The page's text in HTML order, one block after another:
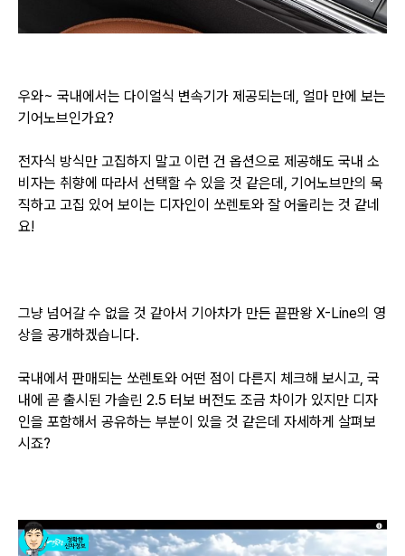
우와~ 국내에서는 다이얼식 변속기가 제공되는데, 얼마 만에 보는
기어노브인가요?
전자식 방식만 고집하지 말고 이런 건 옵션으로 제공해도 국내 소
비자는 취향에 따라서 선택할 수 있을 것 같은데, 기어노브만의 묵
직하고 고집 있어 보이는 디자인이 쏘렌토와 잘 어울리는 것 같네
요!
그냥 넘어갈 수 없을 것 같아서 기아차가 만든 끝판왕 X-Line의 영
상을 공개하겠습니다.
국내에서 판매되는 쏘렌토와 어떤 점이 다른지 체크해 보시고, 국
내에 곧 출시된 가솔린 2.5 터보 버전도 조금 차이가 있지만 디자
인을 포함해서 공유하는 부분이 있을 것 같은데 자세하게 살펴보
시죠?